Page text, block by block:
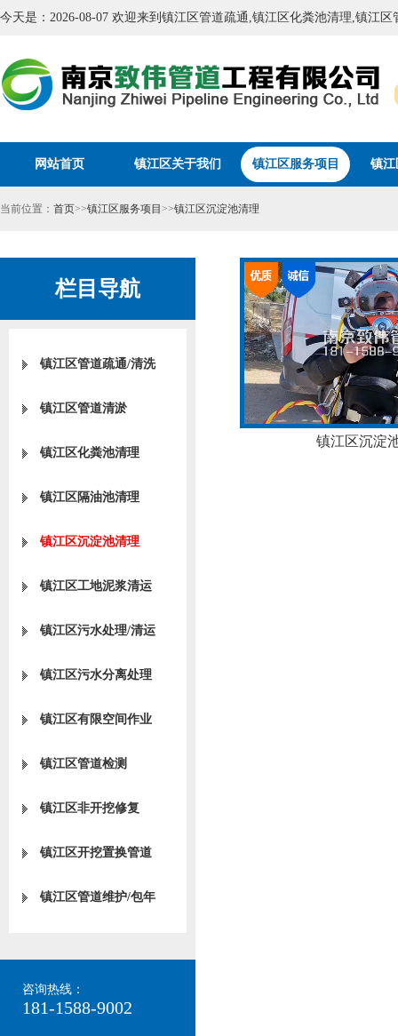
今天是：2026-08-07 欢迎来到镇江区管道疏通,镇江区化粪池清理,镇江
网站首页 镇江区关于我们 镇江区服务项目 镇江
当前位置： 首页>>镇江区服务项目 >>镇江区沉淀池清理
栏目导航
镇江区管道疏通/清洗
镇江区管道清淤
镇江区化粪池清理
镇江区隔油池清理
镇江区沉淀池清理
镇江区工地泥浆清运
镇江区污水处理/清运
镇江区污水分离处理
镇江区有限空间作业
镇江区管道检测
镇江区非开挖修复
镇江区开挖置换管道
镇江区管道维护/包年
咨询热线：
181-1588-9002
镇江区沉淀